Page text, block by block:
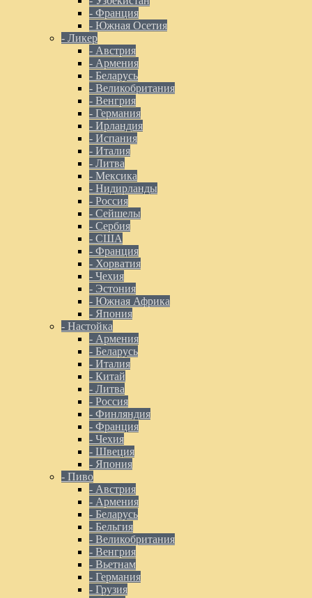
- Франция
- Южная Осетия
- Ликер
- Австрия
- Армения
- Беларусь
- Великобритания
- Венгрия
- Германия
- Ирландия
- Испания
- Италия
- Литва
- Мексика
- Нидирланды
- Россия
- Сейшелы
- Сербия
- США
- Франция
- Хорватия
- Чехия
- Эстония
- Южная Африка
- Япония
- Настойка
- Армения
- Беларусь
- Италия
- Китай
- Литва
- Россия
- Финляндия
- Франция
- Чехия
- Швеция
- Япония
- Пиво
- Австрия
- Армения
- Беларусь
- Бельгия
- Великобритания
- Венгрия
- Вьетнам
- Германия
- Грузия